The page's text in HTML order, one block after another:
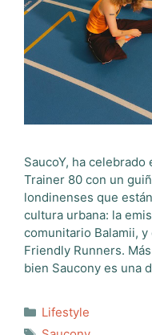
SaucoY, ha
Trainer 80 con un
londinenses que
cultura urbana: la
comunitario Balamii,
Friendly Runners.
bien Saucony es una
Categorías
Lifestyle
Etiquetas